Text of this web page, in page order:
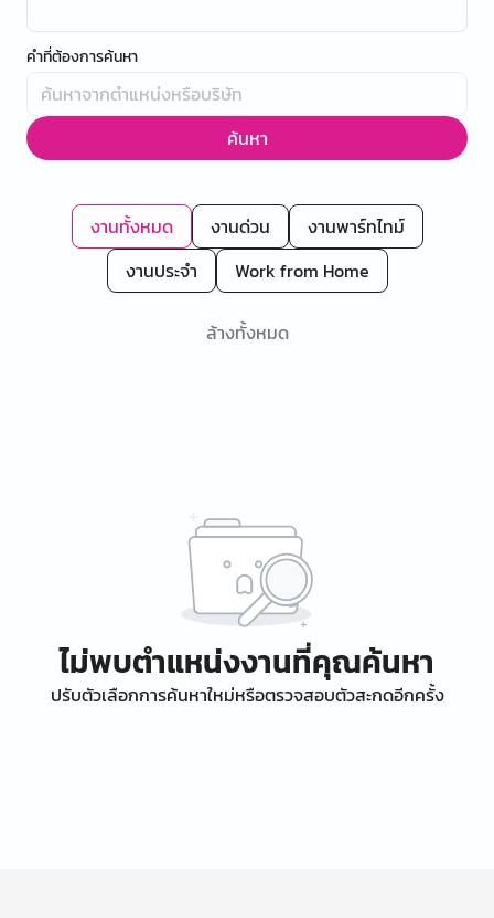
คำที่ต้องการค้นหา
ค้นหา
งานทั้งหมด งานด่วน
งานพาร์ทไทม์
งานประจำ
Work from Home
ล้างทั้งหมด
ไม่พบตำแหน่งงานที่คุณค้นหา
ปรับตัวเลือกการค้นหาใหม่หรือตรวจสอบตัวสะกดอีกครั้ง